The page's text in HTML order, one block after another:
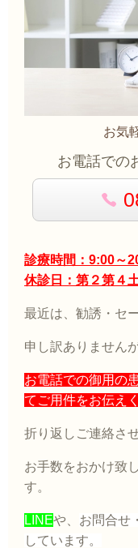
お気
お電話での
診療時間：9:00～
休診日：第２第４
最近は、勧誘・セ
申し訳ありません
お電話での御用の
てご用件をお伝え
折り返しご連絡さ
お手数をおかけ致
す。
LINEや、 お問合せ
しています。